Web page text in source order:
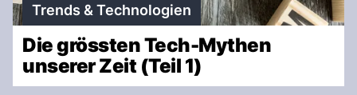
Trends & Technologien
Die grössten Tech-Mythen
unserer Zeit (Teil 1)